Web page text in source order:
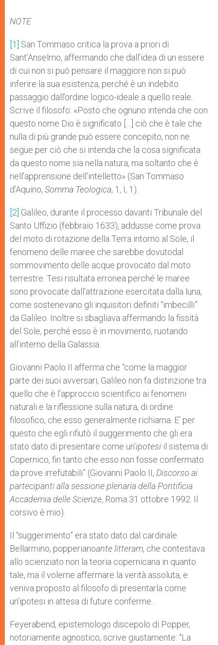
NOTE
[1]
San Tommaso critica la prova a priori di
Sant’Anselmo, affermando che dall’idea di un essere
di cui non si può pensare il maggiore non si può
inferire la sua esistenza, perché è un indebito
passaggio dall’ordine logico-ideale a quello reale.
Scrive il filosofo: «Posto che ognuno intenda che con
questo nome Dio è significato […] ciò che è tale che
nulla di più grande può essere concepito, non ne
segue per ciò che si intenda che la cosa significata
da questo nome sia nella natura, ma soltanto che è
nell’apprensione dell’intelletto» (San Tommaso
d’Aquino, Somma Teologica, 1, I, 1).
[2] Galileo, durante il processo davanti Tribunale del
Santo Uffizio (febbraio 1633), addusse come prova
del moto di rotazione della Terra intorno al Sole, il
fenomeno delle maree che sarebbe dovutodal
sommovimento delle acque provocato dal moto
terrestre. Tesi risultata erronea perché le maree
sono provocate dall’attrazione esercitata dalla luna,
come sostenevano gli inquisitori definiti “imbecilli”
da Galileo. Inoltre si sbagliava affermando la fissità
del Sole, perché esso è in movimento, ruotando
all’interno della Galassia.
Giovanni Paolo II afferma che “come la maggior
parte dei suoi avversari, Galileo non fa distinzione tra
quello che è l’approccio scientifico ai fenomeni
naturali e la riflessione sulla natura, di ordine
filosofico, che esso generalmente richiama. E’ per
questo che egli rifiutò il suggerimento che gli era
stato dato di presentare come un’ipotesi il sistema di
Copernico, fin tanto che esso non fosse confermato
da prove irrefutabili” (Giovanni Paolo II, Discorso ai
partecipanti alla sessione plenaria della Pontificia
Accademia delle Scienze, Roma 31 ottobre 1992. Il
corsivo è mio).
Il “suggerimento” era stato dato dal cardinale
Bellarmino, popperianoante litteram, che contestava
allo scienziato non la teoria copernicana in quanto
tale, ma il volerne affermare la verità assoluta, e
veniva proposto al filosofo di presentarla come
un’ipotesi in attesa di future conferme.
Feyerabend, epistemologo discepolo di Popper,
notoriamente agnostico, scrive giustamente: “La